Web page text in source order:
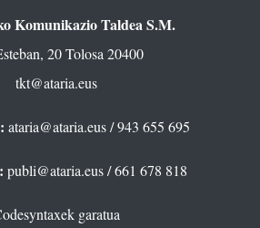
Komunikazio Taldea S.M.
20 Tolosa 20400
tkt@ataria.eus
ataria@ataria.eus/ 943 655 695
publi@ataria.eus/ 661 678 818
garatua